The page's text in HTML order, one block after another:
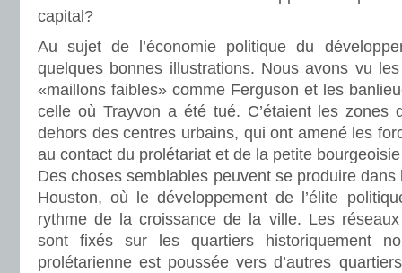
capital?
Au sujet de l’économie politique du
quelques bonnes illustrations. Nous avons vu
«maillons faibles» comme Ferguson et les
celle où Trayvon a été tué. C’étaient les zones
dehors des centres urbains, qui ont amené les
au contact du prolétariat et de la petite
Des choses semblables peuvent se produire
Houston, où le développement de l’élite
rythme de la croissance de la ville. Les
sont fixés sur les quartiers historiquement
prolétarienne est poussée vers d’autres